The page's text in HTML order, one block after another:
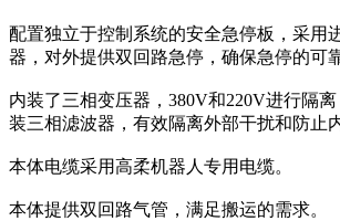
配置独立于控制系统的安全急停板，采用
器，对外提供双回路急停，确保急停的可
内装了三相变压器，380V和220V进行隔
装三相滤波器，有效隔离外部干扰和防止
本体电缆采用高柔机器人专用电缆。
本体提供双回路气管，满足搬运的需求。